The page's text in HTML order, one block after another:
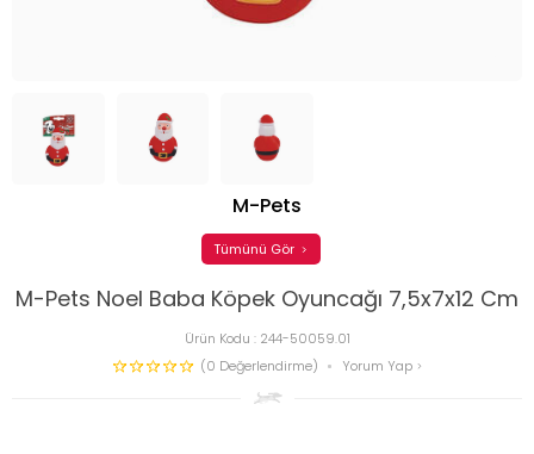
M-Pets Noel Baba Köpek Oyuncağı 7,5x7x12 Cm
Ürün Kodu : 244-50059.01
(0 Değerlendirme)
Yorum Yap
M-Pets
Tümünü Gör